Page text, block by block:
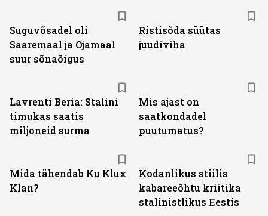
Suguvõsadel oli
Saaremaal ja Ojamaal
suur sõnaõigus
Ristisõda süütas
juudiviha
Lavrenti Beria: Stalini
timukas saatis
miljoneid surma
Mis ajast on
saatkondadel
puutumatus?
Mida tähendab Ku Klux
Klan?
Kodanlikus stiilis
kabareeõhtu kriitika
stalinistlikus Eestis